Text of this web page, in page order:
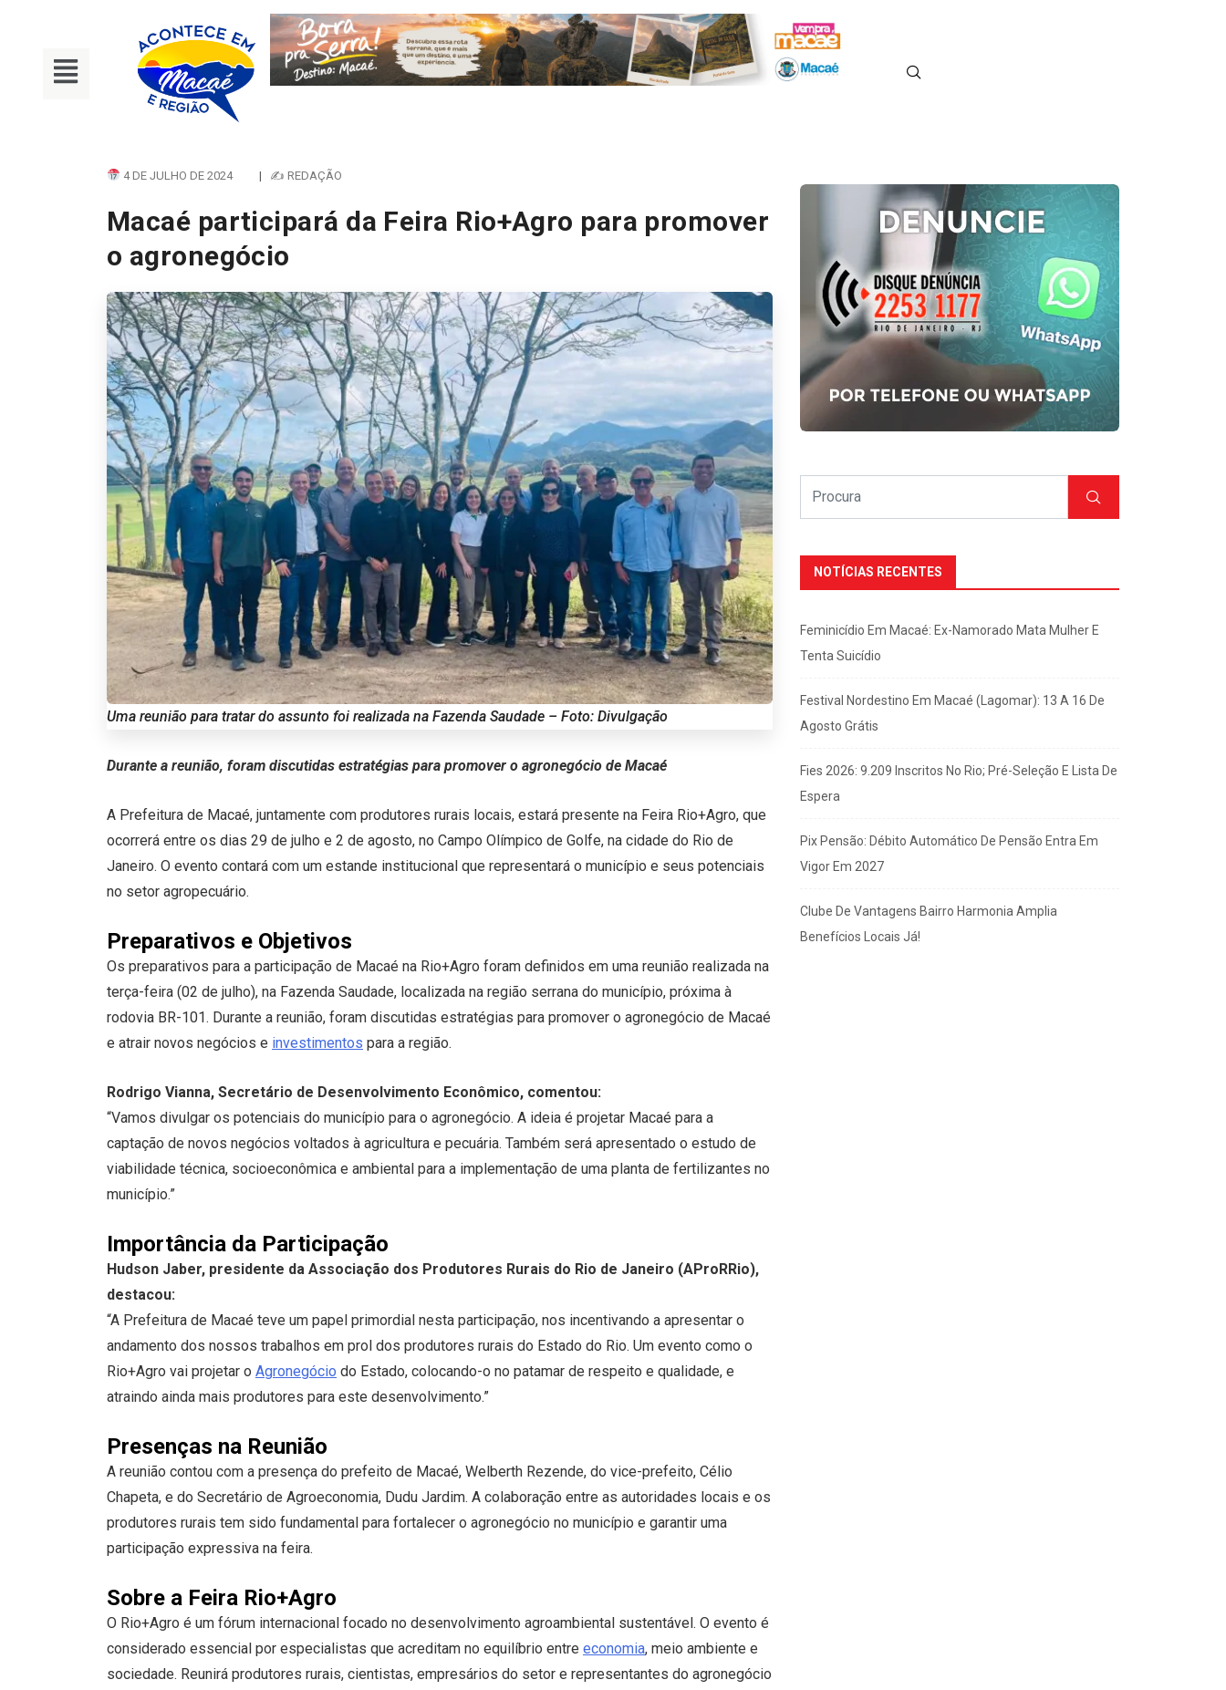
4 DE JULHO DE 2024 | ✍ REDAÇÃO
Macaé participará da Feira Rio+Agro para promover
o agronegócio
Uma reunião para tratar do assunto foi realizada na Fazenda Saudade – Foto: Divulgação
Durante a reunião, foram discutidas estratégias para promover o agronegócio de Macaé
A Prefeitura de Macaé, juntamente com produtores rurais locais, estará presente na Feira Rio+Agro, que
ocorrerá entre os dias 29 de julho e 2 de agosto, no Campo Olímpico de Golfe, na cidade do Rio de
Janeiro. O evento contará com um estande institucional que representará o município e seus potenciais
no setor agropecuário.
Preparativos e Objetivos
Os preparativos para a participação de Macaé na Rio+Agro foram definidos em uma reunião realizada na
terça-feira (02 de julho), na Fazenda Saudade, localizada na região serrana do município, próxima à
rodovia BR-101. Durante a reunião, foram discutidas estratégias para promover o agronegócio de Macaé
e atrair novos negócios e investimentos para a região.
Rodrigo Vianna, Secretário de Desenvolvimento Econômico, comentou:
“Vamos divulgar os potenciais do município para o agronegócio. A ideia é projetar Macaé para a
captação de novos negócios voltados à agricultura e pecuária. Também será apresentado o estudo de
viabilidade técnica, socioeconômica e ambiental para a implementação de uma planta de fertilizantes no
município.”
Importância da Participação
Hudson Jaber, presidente da Associação dos Produtores Rurais do Rio de Janeiro (AProRRio),
destacou:
“A Prefeitura de Macaé teve um papel primordial nesta participação, nos incentivando a apresentar o
andamento dos nossos trabalhos em prol dos produtores rurais do Estado do Rio. Um evento como o
Rio+Agro vai projetar o Agronegócio do Estado, colocando-o no patamar de respeito e qualidade, e
atraindo ainda mais produtores para este desenvolvimento.”
Presenças na Reunião
A reunião contou com a presença do prefeito de Macaé, Welberth Rezende, do vice-prefeito, Célio
Chapeta, e do Secretário de Agroeconomia, Dudu Jardim. A colaboração entre as autoridades locais e os
produtores rurais tem sido fundamental para fortalecer o agronegócio no município e garantir uma
participação expressiva na feira.
Sobre a Feira Rio+Agro
O Rio+Agro é um fórum internacional focado no desenvolvimento agroambiental sustentável. O evento é
considerado essencial por especialistas que acreditam no equilíbrio entre economia, meio ambiente e
sociedade. Reunirá produtores rurais, cientistas, empresários do setor e representantes do agronegócio
NOTÍCIAS RECENTES
Feminicídio Em Macaé: Ex-Namorado Mata Mulher E
Tenta Suicídio
Festival Nordestino Em Macaé (Lagomar): 13 A 16 De
Agosto Grátis
Fies 2026: 9.209 Inscritos No Rio; Pré-Seleção E Lista De
Espera
Pix Pensão: Débito Automático De Pensão Entra Em
Vigor Em 2027
Clube De Vantagens Bairro Harmonia Amplia
Benefícios Locais Já!